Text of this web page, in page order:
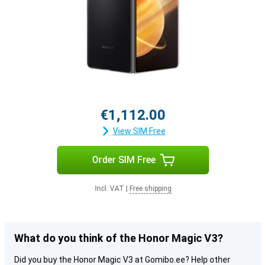
€1,112.00
View SIM Free
Order SIM Free
Incl. VAT Free shipping
What do you think of the Honor Magic V3?
Did you buy the Honor Magic V3 at Gomibo.ee? Help other